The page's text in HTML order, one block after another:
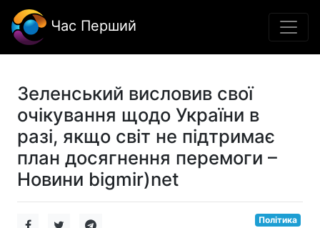
Час Перший
Зеленський висловив свої
очікування щодо України в
разі, якщо світ не підтримає
план досягнення перемоги –
Новини bigmir)net
Політика